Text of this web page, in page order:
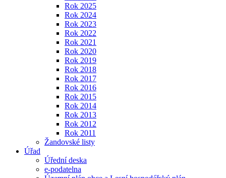
Rok 2025
Rok 2024
Rok 2023
Rok 2022
Rok 2021
Rok 2020
Rok 2019
Rok 2018
Rok 2017
Rok 2016
Rok 2015
Rok 2014
Rok 2013
Rok 2012
Rok 2011
Žandovské listy
Úřad
Úřední deska
e-podatelna